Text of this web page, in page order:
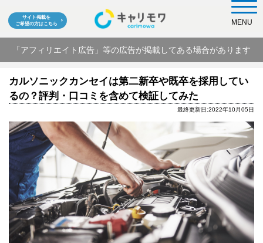
サイト掲載を
ご希望の方はこちら
「アフィリエイト広告」等の広告が掲載してある場合があります
MENU
カルソニックカンセイは第二新卒や既卒を採用してい
るの？評判・口コミを含めて検証してみた
最終更新日:2022年10月05日